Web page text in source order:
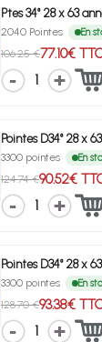
Ptes 34° 28 x 63
2040 Pointes En
106.25 €77.10€
1
Pointes D34° 28 x
3300 pointes En
124.74 €90.52€
1
Pointes D34° 28 x
3300 pointes En
128.70 €93.38€
1